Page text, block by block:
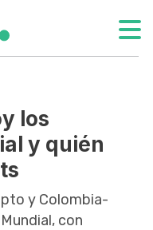
los
y quién
y Colombia-
con